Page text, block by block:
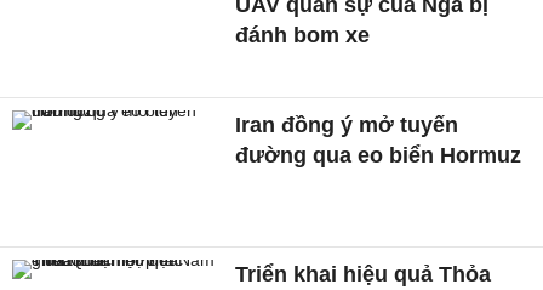
UAV quân sự của Nga bị
đánh bom xe
Iran đồng ý mở tuyến
đường qua eo biển Hormuz
Triển khai hiệu quả Thỏa